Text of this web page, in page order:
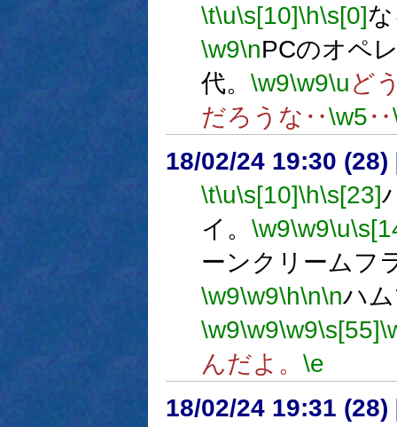
\t\u\s[10]\h\s[0]
\w9\nPCのオペ
代。 \w9\w9\uど
だろうな‥\w5‥
18/02/24 19:30 (28)
\t\u\s[10]\h\s[23]
イ。 \w9\w9\u
ーンクリームフ
\w9\w9\h\n\n
\w9\w9\w9\s[55]
んだよ。 \e
18/02/24 19:31 (28)